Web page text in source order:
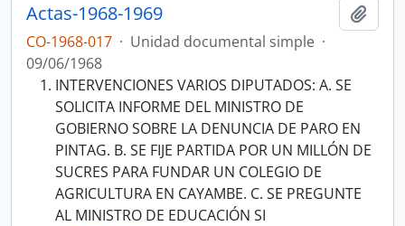
Actas-1968-1969
CO-1968-017 · Unidad documental simple ·
09/06/1968
INTERVENCIONES VARIOS DIPUTADOS: A. SE
SOLICITA INFORME DEL MINISTRO DE
GOBIERNO SOBRE LA DENUNCIA DE PARO EN
PINTAG. B. SE FIJE PARTIDA POR UN MILLÓN DE
SUCRES PARA FUNDAR UN COLEGIO DE
AGRICULTURA EN CAYAMBE. C. SE PREGUNTE
AL MINISTRO DE EDUCACIÓN SI